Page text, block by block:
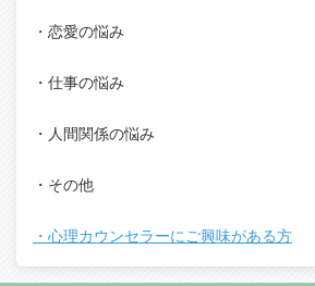
・恋愛の悩み
・仕事の悩み
・人間関係の悩み
・その他
・心理カウンセラーにご興味がある方